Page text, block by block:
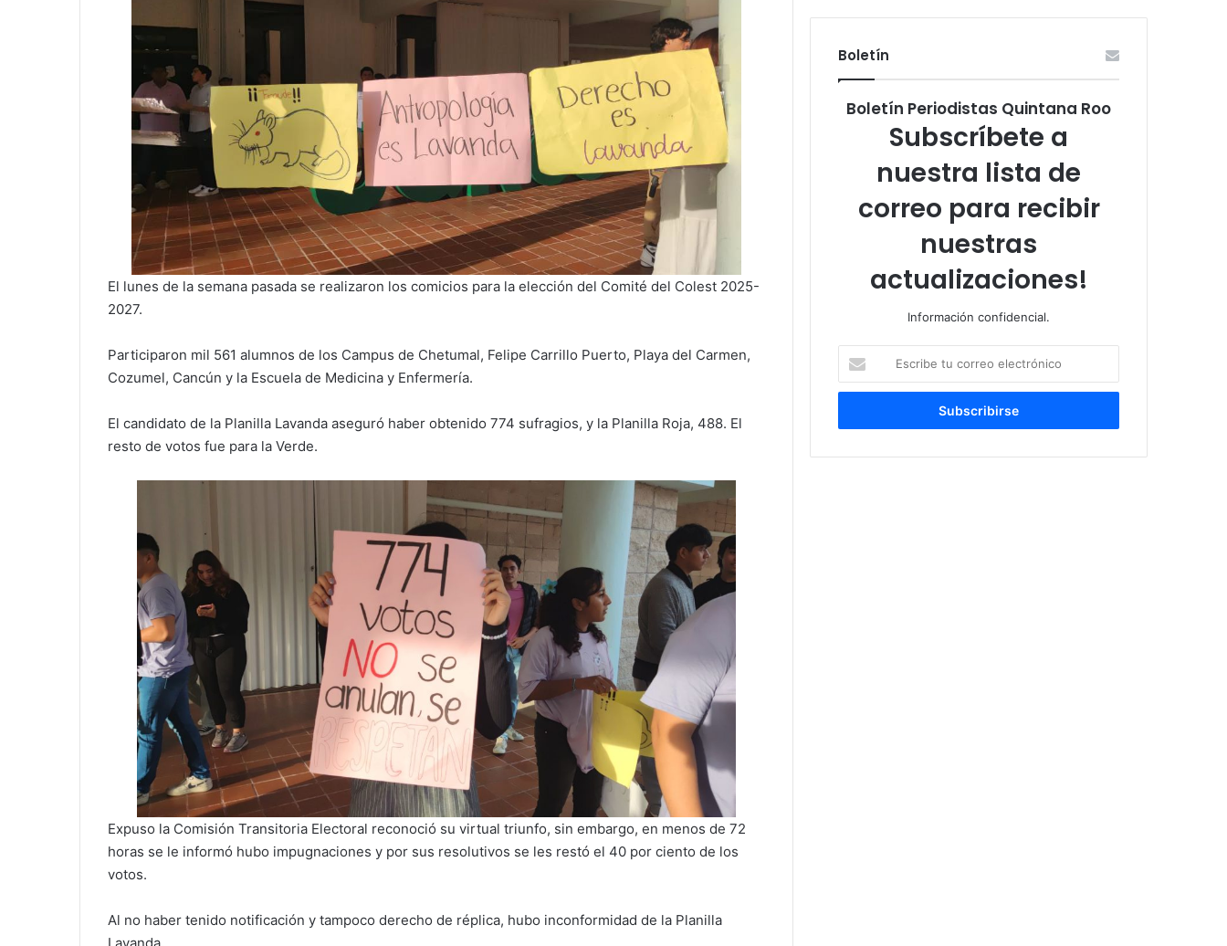
El lunes de la semana pasada se realizaron los comicios para la elección del Comité del Colest 2025-
2027.
Participaron mil 561 alumnos de los Campus de Chetumal, Felipe Carrillo Puerto, Playa del Carmen,
Cozumel, Cancún y la Escuela de Medicina y Enfermería.
El candidato de la Planilla Lavanda aseguró haber obtenido 774 sufragios, y la Planilla Roja, 488. El
resto de votos fue para la Verde.
Expuso la Comisión Transitoria Electoral reconoció su virtual triunfo, sin embargo, en menos de 72
horas se le informó hubo impugnaciones y por sus resolutivos se les restó el 40 por ciento de los
votos.
Al no haber tenido notificación y tampoco derecho de réplica, hubo inconformidad de la Planilla
Boletín
Boletín Periodistas Quintana Roo
Subscríbete a
nuestra lista de
correo para recibir
nuestras
actualizaciones!
Información confidencial.
tu
correo